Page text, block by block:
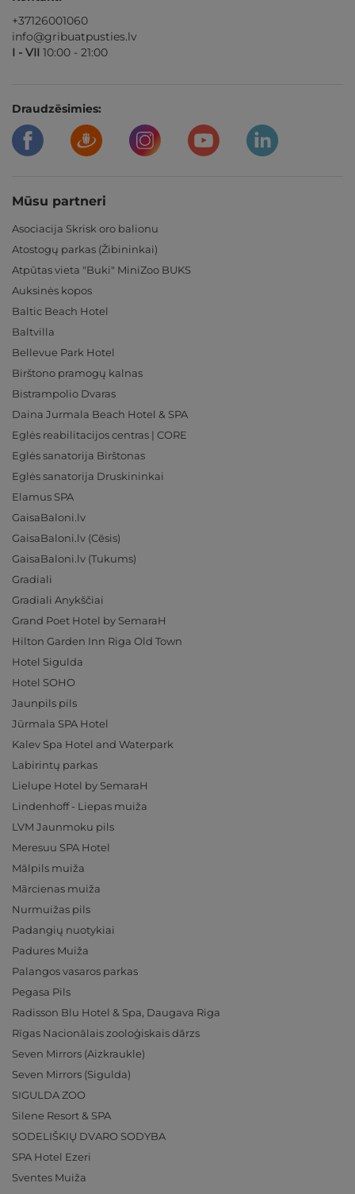
+37126001060
info@gribuatpusties.lv
I - VII 10:00 - 21:00
Draudzēsimies:
Mūsu partneri
Asociacija Skrisk oro balionu
Atostogų parkas (Žibininkai)
Atpūtas vieta "Buki" MiniZoo BUKS
Auksinės kopos
Baltic Beach Hotel
Baltvilla
Bellevue Park Hotel
Birštono pramogų kalnas
Bistrampolio Dvaras
Daina Jurmala Beach Hotel & SPA
Eglės reabilitacijos centras | CORE
Eglės sanatorija Birštonas
Eglės sanatorija Druskininkai
Elamus SPA
GaisaBaloni.lv
GaisaBaloni.lv (Cēsis)
GaisaBaloni.lv (Tukums)
Gradiali
Gradiali Anykščiai
Grand Poet Hotel by SemaraH
Hilton Garden Inn Riga Old Town
Hotel Sigulda
Hotel SOHO
Jaunpils pils
Jūrmala SPA Hotel
Kalev Spa Hotel and Waterpark
Labirintų parkas
Lielupe Hotel by SemaraH
Lindenhoff - Liepas muiža
LVM Jaunmoku pils
Meresuu SPA Hotel
Mālpils muiža
Mārcienas muiža
Nurmuižas pils
Padangių nuotykiai
Padures Muiža
Palangos vasaros parkas
Pegasa Pils
Radisson Blu Hotel & Spa, Daugava Riga
Rīgas Nacionālais zooloģiskais dārzs
Seven Mirrors (Aizkraukle)
Seven Mirrors (Sigulda)
SIGULDA ZOO
Silene Resort & SPA
SODELIŠKIŲ DVARO SODYBA
SPA Hotel Ezeri
Sventes Muiža